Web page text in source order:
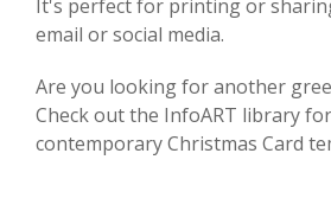
It's perfect for printing or
email or social media.
Are you looking for another
Check out the InfoART library
contemporary Christmas Card